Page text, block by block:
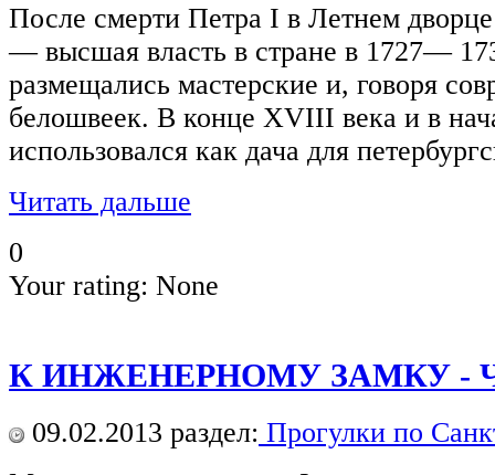
После смерти Петра I в Летнем
— высшая власть в стране в 1727—
размещались мастерские и, говоря
белошвеек. В конце XVIII века и в
использовался как дача для
Читать дальше
0
Your rating: None
К ИНЖЕНЕРНОМУ ЗАМКУ -
09.02.2013 раздел: Прогулки по